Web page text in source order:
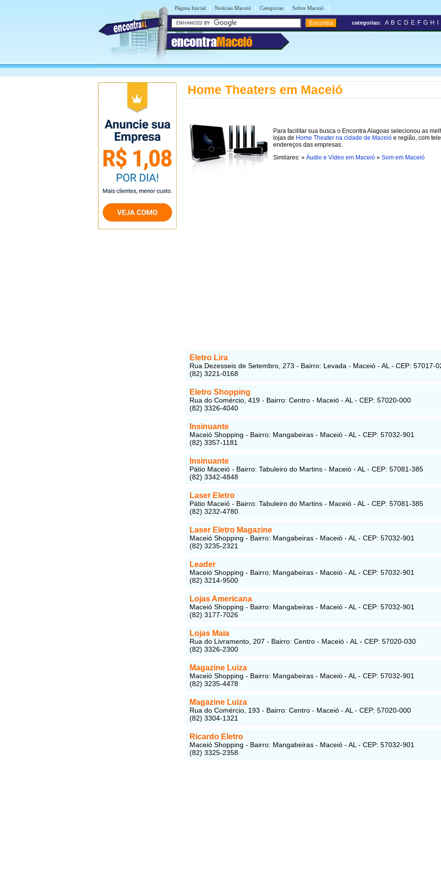
Página Inicial | Notícias Maceió | Categorias | Sobre Maceió |
encontraMaceió
categorias: A B C D E F G H
Home Theaters em Maceió
Para facilitar sua busca o Encontra Alagoas selecionou as
lojas de Home Theater na cidade de Maceió e região, com
endereços das empresas.
Similares: » Áudio e Vídeo em Maceió » Som em Maceió
Eletro Lira
Rua Dezesseis de Setembro, 273 - Bairro: Levada - Maceió - AL - CEP: 57017-
(82) 3221-0168
Eletro Shopping
Rua do Comércio, 419 - Bairro: Centro - Maceió - AL - CEP: 57020-000
(82) 3326-4040
Insinuante
Maceió Shopping - Bairro: Mangabeiras - Maceió - AL - CEP: 57032-901
(82) 3357-1181
Insinuante
Pátio Maceió - Bairro: Tabuleiro do Martins - Maceió - AL - CEP: 57081-385
(82) 3342-4848
Laser Eletro
Pátio Maceió - Bairro: Tabuleiro do Martins - Maceió - AL - CEP: 57081-385
(82) 3232-4780
Laser Eletro Magazine
Maceió Shopping - Bairro: Mangabeiras - Maceió - AL - CEP: 57032-901
(82) 3235-2321
Leader
Maceió Shopping - Bairro: Mangabeiras - Maceió - AL - CEP: 57032-901
(82) 3214-9500
Lojas Americana
Maceió Shopping - Bairro: Mangabeiras - Maceió - AL - CEP: 57032-901
(82) 3177-7026
Lojas Maia
Rua do Livramento, 207 - Bairro: Centro - Maceió - AL - CEP: 57020-030
(82) 3326-2300
Magazine Luiza
Maceió Shopping - Bairro: Mangabeiras - Maceió - AL - CEP: 57032-901
(82) 3235-4478
Magazine Luiza
Rua do Comércio, 193 - Bairro: Centro - Maceió - AL - CEP: 57020-000
(82) 3304-1321
Ricardo Eletro
Maceió Shopping - Bairro: Mangabeiras - Maceió - AL - CEP: 57032-901
(82) 3325-2358